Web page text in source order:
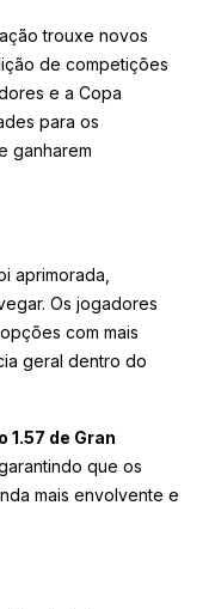
trouxe novos
de competições
e a Copa
para os
ganharem
aprimorada,
Os jogadores
com mais
geral dentro do
1.57 de Gran
que os
mais envolvente e